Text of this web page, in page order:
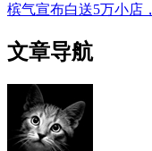
槟气宣布白送5万小店
文章导航